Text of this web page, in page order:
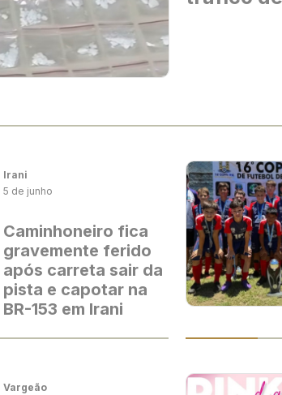
Irani
5 de junho
Caminhoneiro fica
gravemente ferido
após carreta sair da
pista e capotar na
BR-153 em Irani
Vargeão